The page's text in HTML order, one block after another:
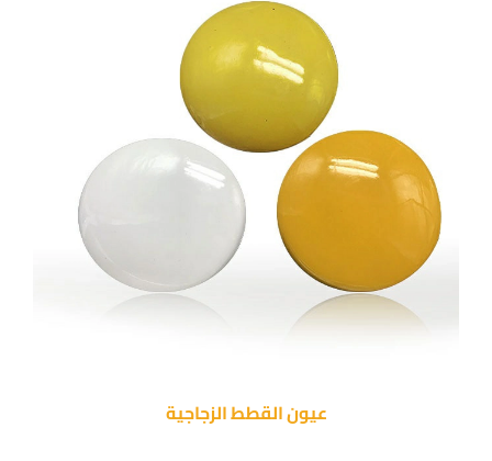
عيون القطط الزجاجية